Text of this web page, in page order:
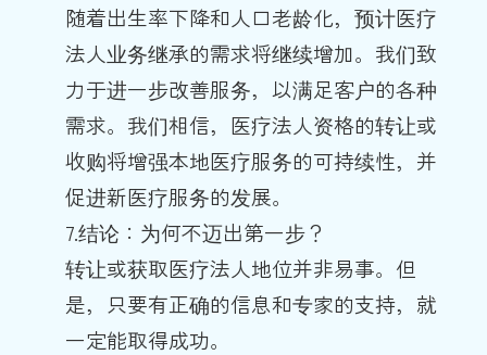
随着出生率下降和人口老龄化，预计医疗
法人业务继承的需求将继续增加。我们致
力于进一步改善服务，以满足客户的各种
需求。我们相信，医疗法人资格的转让或
收购将增强本地医疗服务的可持续性，并
促进新医疗服务的发展。
7.结论：为何不迈出第一步？
转让或获取医疗法人地位并非易事。但
是，只要有正确的信息和专家的支持，就
一定能取得成功。